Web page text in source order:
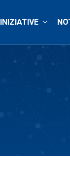
INIZIATIVE